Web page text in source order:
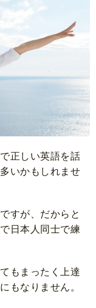
正しい英語を話
いかもしれませ
すが、だからと
日本人同士で練
もまったく上達
もなりません。